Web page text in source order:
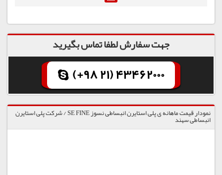
جهت سفارش لطفا تماس بگیرید
(+98 21) 43462000
نمودار قیمت ماهانه ی پلی استایرن انبساطی نسوز SE FINE / شرکت پلی استایرن
انبساطی سهند